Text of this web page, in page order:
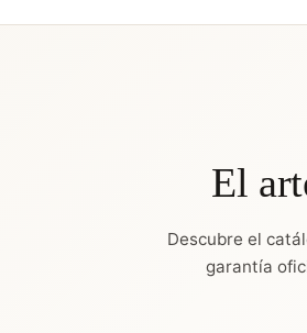
El
Descubre el
garantía